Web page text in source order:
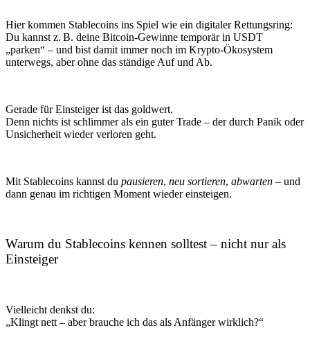
Hier kommen Stablecoins ins Spiel wie ein digitaler Rettungsring:
Du kannst z. B. deine Bitcoin-Gewinne temporär in USDT
„parken“ – und bist damit immer noch im Krypto-Ökosystem
unterwegs, aber ohne das ständige Auf und Ab.
Gerade für Einsteiger ist das goldwert.
Denn nichts ist schlimmer als ein guter Trade – der durch Panik oder
Unsicherheit wieder verloren geht.
Mit Stablecoins kannst du pausieren, neu sortieren, abwarten – und
dann genau im richtigen Moment wieder einsteigen.
Warum du Stablecoins kennen solltest – nicht nur als
Einsteiger
Vielleicht denkst du:
„Klingt nett – aber brauche ich das als Anfänger wirklich?“